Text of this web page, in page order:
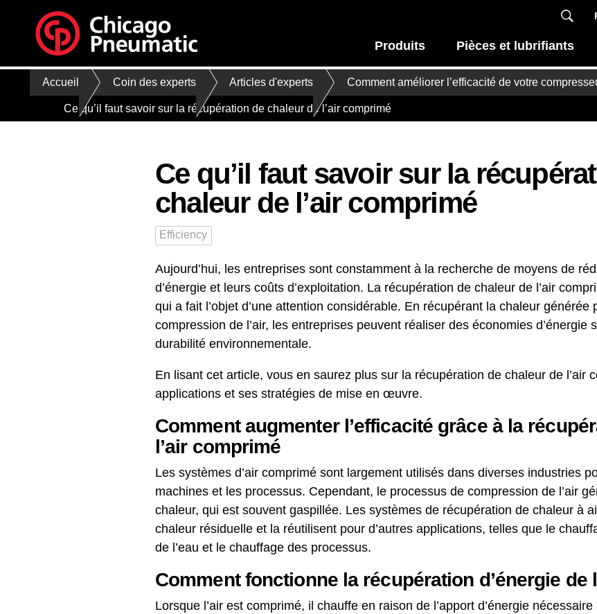
Produits Pièces et lubrifiants
Accueil Coin des experts Articles d'experts Comment améliorer l’efficacité de votre
Ce qu’il faut savoir sur la récupération de chaleur de l’air comprimé
Ce qu’il faut savoir sur la
chaleur de l’air comprimé
Efficiency
Aujourd’hui, les entreprises sont constamment à la recherche de moyens de
d’énergie et leurs coûts d’exploitation. La récupération de chaleur de l’air
qui a fait l’objet d’une attention considérable. En récupérant la chaleur générée
compression de l’air, les entreprises peuvent réaliser des économies d’énergie
durabilité environnementale.
En lisant cet article, vous en saurez plus sur la récupération de chaleur de l’air
applications et ses stratégies de mise en œuvre.
Comment augmenter l’efficacité grâce à la
l’air comprimé
Les systèmes d’air comprimé sont largement utilisés dans diverses industries
machines et les processus. Cependant, le processus de compression de l’air
chaleur, qui est souvent gaspillée. Les systèmes de récupération de chaleur à
chaleur résiduelle et la réutilisent pour d’autres applications, telles que le
de l’eau et le chauffage des processus.
Comment fonctionne la récupération d’énergie de
Lorsque l’air est comprimé, il chauffe en raison de l’apport d’énergie